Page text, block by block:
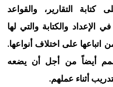
كتابة التقارير، والقواعد
الإعداد والكتابة والتي لها
على اختلاف أنواعها.
أيضاً من أجل أن يضعه
أثناء عملهم.